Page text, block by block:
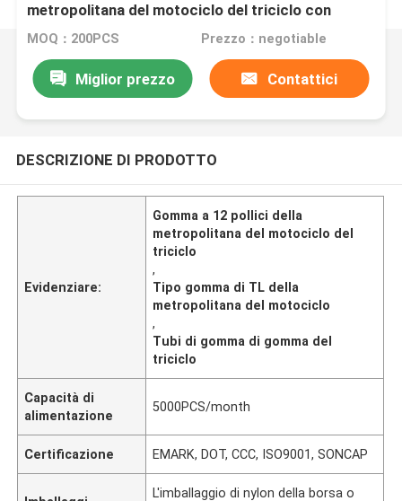
metropolitana del motociclo del triciclo con
gomma naturale
MOQ：200PCS Prezzo：negotiable
Miglior prezzo Contattici
DESCRIZIONE DI PRODOTTO
Evidenziare:
Gomma a 12 pollici della
metropolitana del motociclo del
triciclo
,
Tipo gomma di TL della
metropolitana del motociclo
,
Tubi di gomma di gomma del
triciclo
Capacità di
alimentazione
5000PCS/month
Certificazione EMARK, DOT, CCC, ISO9001, SONCAP
L'imballaggio di nylon della borsa o